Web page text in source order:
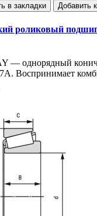
в закладки Добавить
роликовый
— однорядный
Воспринимает